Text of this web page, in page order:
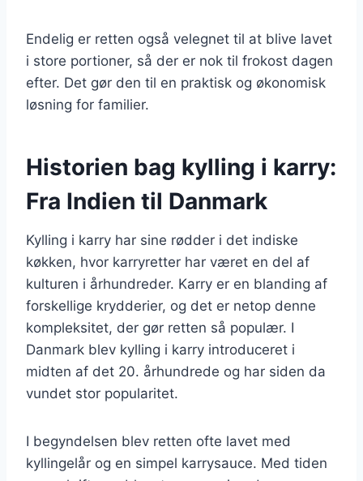
Endelig er retten også velegnet til at blive lavet
i store portioner, så der er nok til frokost dagen
efter. Det gør den til en praktisk og økonomisk
løsning for familier.
Historien bag kylling i karry:
Fra Indien til Danmark
Kylling i karry har sine rødder i det indiske
køkken, hvor karryretter har været en del af
kulturen i århundreder. Karry er en blanding af
forskellige krydderier, og det er netop denne
kompleksitet, der gør retten så populær. I
Danmark blev kylling i karry introduceret i
midten af det 20. århundrede og har siden da
vundet stor popularitet.
I begyndelsen blev retten ofte lavet med
kyllingelår og en simpel karrysauce. Med tiden